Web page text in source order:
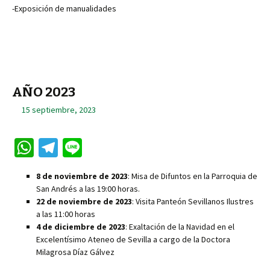
-Exposición de manualidades
AÑO 2023
15 septiembre, 2023
W
h
at
sA
p
p
Te
le
gr
a
m
n
e
8 de noviembre de 2023: Misa de Difuntos en la Parroquia de
San Andrés a las 19:00 horas.
22 de noviembre de 2023: Visita Panteón Sevillanos Ilustres
a las 11:00 horas
4 de diciembre de 2023: Exaltación de la Navidad en el
Excelentísimo Ateneo de Sevilla a cargo de la Doctora
Milagrosa Díaz Gálvez